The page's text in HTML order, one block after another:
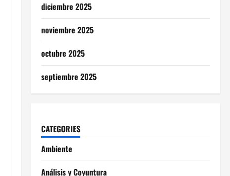
diciembre 2025
noviembre 2025
octubre 2025
septiembre 2025
CATEGORIES
Ambiente
Análisis y Coyuntura